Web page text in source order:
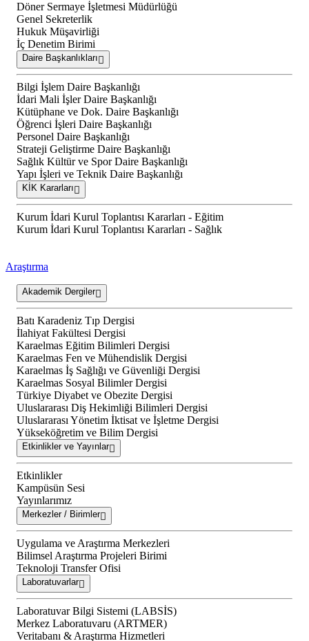
Döner Sermaye İşletmesi Müdürlüğü
Genel Sekreterlik
Hukuk Müşavirliği
İç Denetim Birimi
Daire Başkanlıkları
Bilgi İşlem Daire Başkanlığı
İdari Mali İşler Daire Başkanlığı
Kütüphane ve Dok. Daire Başkanlığı
Öğrenci İşleri Daire Başkanlığı
Personel Daire Başkanlığı
Strateji Geliştirme Daire Başkanlığı
Sağlık Kültür ve Spor Daire Başkanlığı
Yapı İşleri ve Teknik Daire Başkanlığı
KİK Kararları
Kurum İdari Kurul Toplantısı Kararları - Eğitim
Kurum İdari Kurul Toplantısı Kararları - Sağlık
Araştırma
Akademik Dergiler
Batı Karadeniz Tıp Dergisi
İlahiyat Fakültesi Dergisi
Karaelmas Eğitim Bilimleri Dergisi
Karaelmas Fen ve Mühendislik Dergisi
Karaelmas İş Sağlığı ve Güvenliği Dergisi
Karaelmas Sosyal Bilimler Dergisi
Türkiye Diyabet ve Obezite Dergisi
Uluslararası Diş Hekimliği Bilimleri Dergisi
Uluslararası Yönetim İktisat ve İşletme Dergisi
Yükseköğretim ve Bilim Dergisi
Etkinlikler ve Yayınlar
Etkinlikler
Kampüsün Sesi
Yayınlarımız
Merkezler / Birimler
Uygulama ve Araştırma Merkezleri
Bilimsel Araştırma Projeleri Birimi
Teknoloji Transfer Ofisi
Laboratuvarlar
Laboratuvar Bilgi Sistemi (LABSİS)
Merkez Laboratuvaru (ARTMER)
Veritabanı & Araştırma Hizmetleri